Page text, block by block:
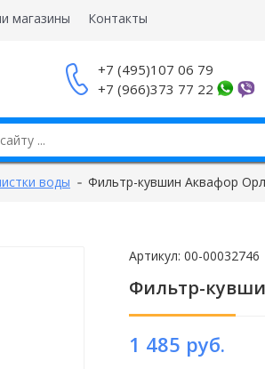
магазины Контакты
+7 (495)107 06 79
+7 (966)373 77 22
воды Фильтр-кувшин Аквафор
Артикул: 00-00032746
Фильтр-
1 485 руб.